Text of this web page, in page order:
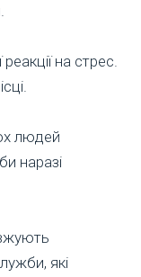
на стрес.
людей
наразі
які